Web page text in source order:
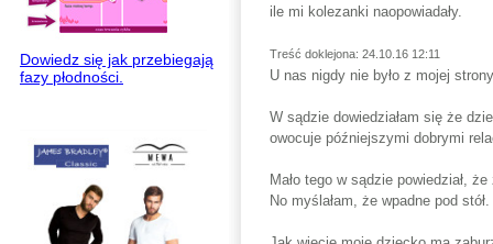
Dowiedz się jak przebiegają
fazy płodności.
ile mi kolezanki naopowiadały.
Treść doklejona: 24.10.16 12:11
U nas nigdy nie było z mojej
W sądzie dowiedziałam się że
owocuje późniejszymi dobrymi
Mało tego w sądzie powiedział,
No myślałam, że wpadne pod stół.